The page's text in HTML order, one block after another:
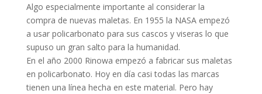
Algo especialmente importante al considerar la
compra de nuevas maletas. En 1955 la NASA empezó
a usar policarbonato para sus cascos y viseras lo que
supuso un gran salto para la humanidad.
En el año 2000 Rinowa empezó a fabricar sus maletas
en policarbonato. Hoy en día casi todas las marcas
tienen una línea hecha en este material. Pero hay